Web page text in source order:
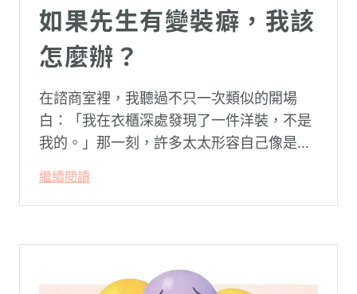
如果先生有變裝癖，我該
怎麼辦？
在諮商室裡，我聽過不只一次類似的開場
白：「我在衣櫃深處發現了一件洋裝，不是
我的。」那一刻，許多太太形容自己像是踩
陌生。
繼續閱讀